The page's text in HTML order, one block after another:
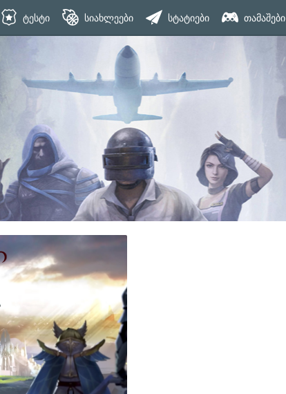
ტესტი სიახლეები სტატიები თამაშები